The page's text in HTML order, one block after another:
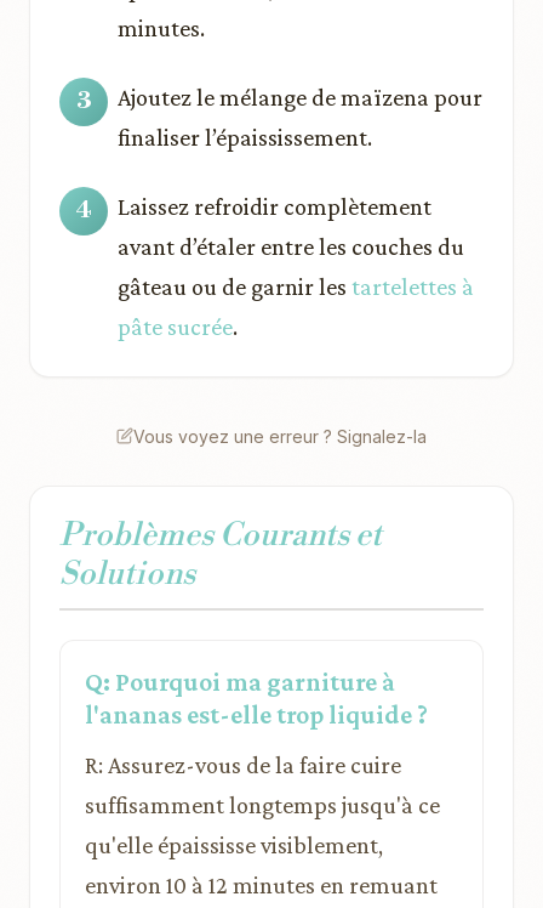
minutes.
Ajoutez le mélange de maïzena pour
finaliser l’épaississement.
Laissez refroidir complètement
avant d’étaler entre les couches du
gâteau ou de garnir les tartelettes à
pâte sucrée.
Vous voyez une erreur ? Signalez-la
Problèmes Courants et
Solutions
Q: Pourquoi ma garniture à
l'ananas est-elle trop liquide ?
R: Assurez-vous de la faire cuire
suffisamment longtemps jusqu'à ce
qu'elle épaississe visiblement,
environ 10 à 12 minutes en remuant